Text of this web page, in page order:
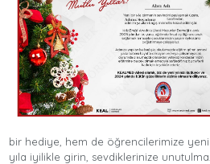
bir hediye, hem de öğrencilerimize
yıla iyilikle girin, sevdiklerinize